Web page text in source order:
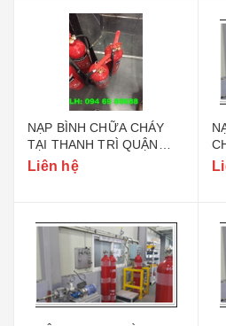
NẠP BÌNH CHỮA CHÁY
TẠI THANH TRÌ QUẬN
HOÀNG MAI
Liên hệ